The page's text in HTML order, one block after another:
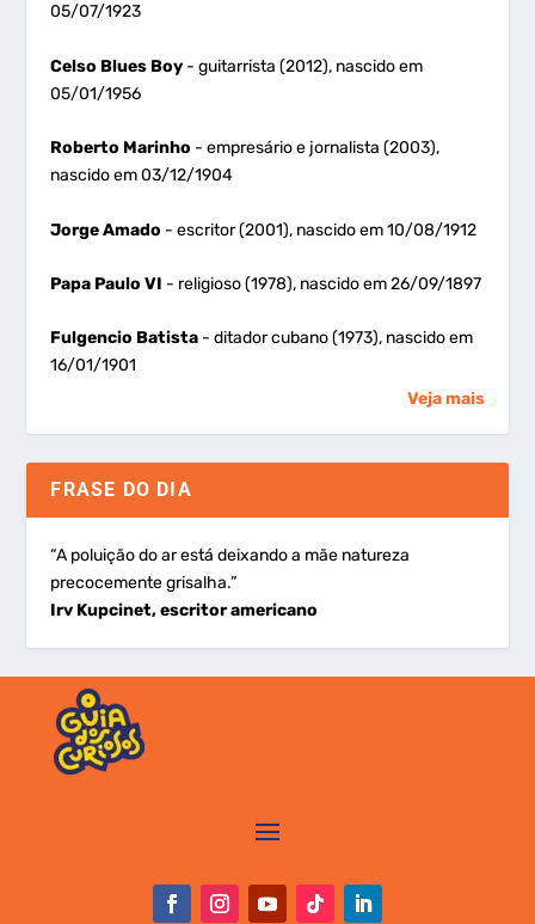
05/07/1923
Celso Blues Boy - guitarrista (2012), nascido em
05/01/1956
Roberto Marinho - empresário e jornalista (2003),
nascido em 03/12/1904
Jorge Amado - escritor (2001), nascido em 10/08/1912
Papa Paulo VI - religioso (1978), nascido em 26/09/1897
Fulgencio Batista - ditador cubano (1973), nascido em
16/01/1901
Veja mais
FRASE DO DIA
“A poluição do ar está deixando a mãe natureza
precocemente grisalha.”
Irv Kupcinet, escritor americano